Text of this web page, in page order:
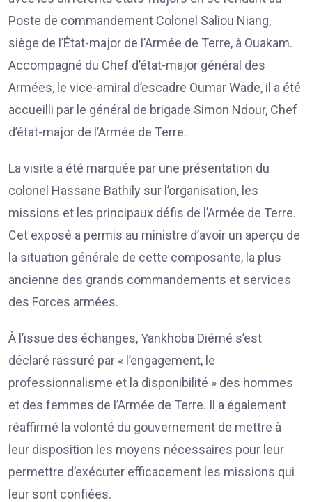
Poste de commandement Colonel Saliou Niang,
siège de l’État-major de l’Armée de Terre, à Ouakam.
Accompagné du Chef d’état-major général des
Armées, le vice-amiral d’escadre Oumar Wade, il a été
accueilli par le général de brigade Simon Ndour, Chef
d’état-major de l’Armée de Terre.
La visite a été marquée par une présentation du
colonel Hassane Bathily sur l’organisation, les
missions et les principaux défis de l’Armée de Terre.
Cet exposé a permis au ministre d’avoir un aperçu de
la situation générale de cette composante, la plus
ancienne des grands commandements et services
des Forces armées.
À l’issue des échanges, Yankhoba Diémé s’est
déclaré rassuré par « l’engagement, le
professionnalisme et la disponibilité » des hommes
et des femmes de l’Armée de Terre. Il a également
réaffirmé la volonté du gouvernement de mettre à
leur disposition les moyens nécessaires pour leur
permettre d’exécuter efficacement les missions qui
leur sont confiées.